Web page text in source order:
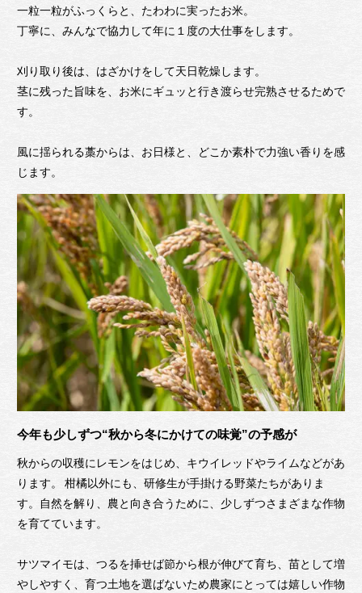
一粒一粒がふっくらと、たわわに実ったお米。
丁寧に、みんなで協力して年に１度の大仕事をします。
刈り取り後は、はざかけをして天日乾燥します。
茎に残った旨味を、お米にギュッと行き渡らせ完熟させるためで
す。
風に揺られる藁からは、お日様と、どこか素朴で力強い香りを感
じます。
今年も少しずつ“秋から冬にかけての味覚”の予感が
秋からの収穫にレモンをはじめ、キウイレッドやライムなどがあ
ります。 柑橘以外にも、研修生が手掛ける野菜たちがありま
す。 自然を解り、農と向き合うために、少しずつさまざまな作物
を育てています。
サツマイモは、つるを挿せば節から根が伸びて育ち、苗として増
やしやすく、育つ土地を選ばないため農家にとっては嬉しい作物